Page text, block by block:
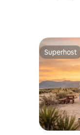
Superhost
Superhost